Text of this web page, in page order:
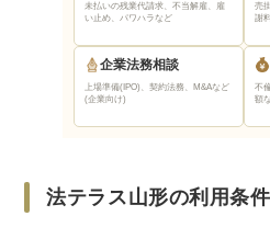
未払いの残業代請求、不当解雇、雇
い止め、パワハラなど
売
謝
企業法務相談
上場準備(IPO)、契約法務、M&Aなど
(企業向け)
不
額
法テラス山形の利用条